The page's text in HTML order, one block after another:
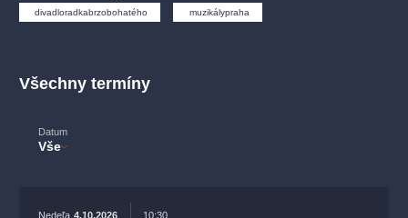
divadloradkabrzobohatého muzikálypraha
Všechny termíny
Datum
Vše
Nedeľa 4.10.2026 10:30
národnídivadlo činohra